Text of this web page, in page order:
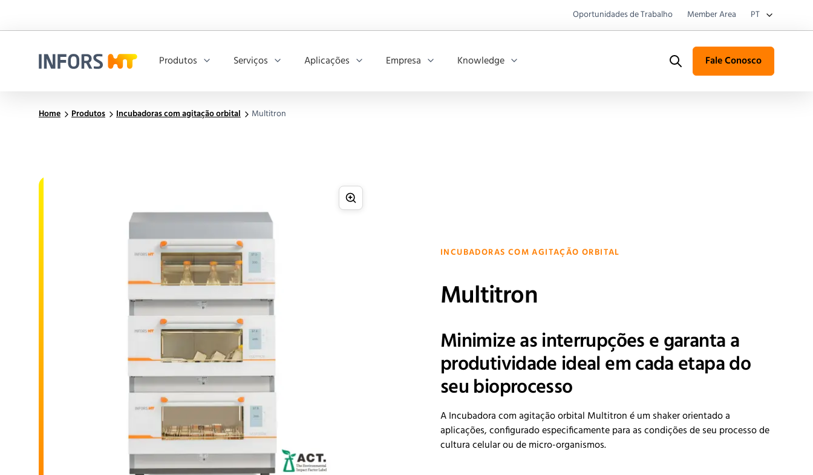
Oportunidades de Trabalho Member Area PT
Produtos Serviços Aplicações Empresa Knowledge Search Fale Conosco
Home Produtos Incubadoras com agitação orbital Multitron
INCUBADORAS COM AGITAÇÃO ORBITAL
Multitron
Minimize as interrupções e garanta a
produtividade ideal em cada etapa do
seu bioprocesso
A Incubadora com agitação orbital Multitron é um shaker orientado a
aplicações, configurado especificamente para as condições de seu processo de
cultura celular ou de micro-organismos.